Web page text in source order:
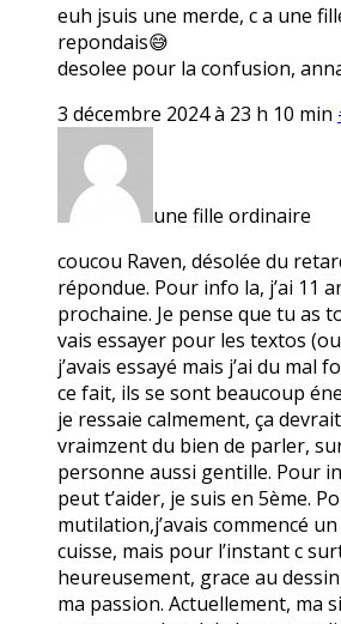
euh jsuis une merde, c a une
repondais😅
desolee pour la confusion,
3 décembre 2024 à 23 h 10 min
une fille ordinaire
coucou Raven, désolée du
répondue. Pour info la, j’ai 11
prochaine. Je pense que tu as
vais essayer pour les textos
j’avais essayé mais j’ai du mal
ce fait, ils se sont beaucoup
je ressaie calmement, ça
vraimzent du bien de parler,
personne aussi gentille. Pour
peut t’aider, je suis en 5ème.
mutilation,j’avais commencé
cuisse, mais pour l’instant c
heureusement, grace au
ma passion. Actuellement, ma